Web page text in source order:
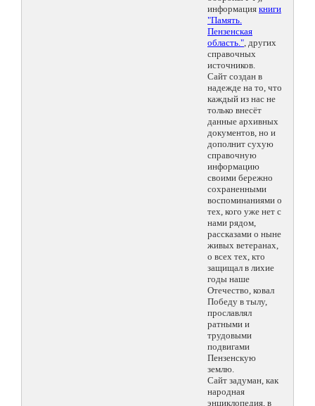
информация книги
"Память.
Пензенская
область.", других
справочных
источников.
Сайт создан в
надежде на то, что
каждый из нас не
только внесёт
данные архивных
документов, но и
дополнит сухую
справочную
информацию
своими бережно
сохраненными
воспоминаниями о
тех, кого уже нет с
нами рядом,
рассказами о ныне
живых ветеранах,
о всех тех, кто
защищал в лихие
годы наше
Отечество, ковал
Победу в тылу,
прославлял
ратными и
трудовыми
подвигами
Пензенскую
землю.
Сайт задуман, как
народная
энциклопедия, в